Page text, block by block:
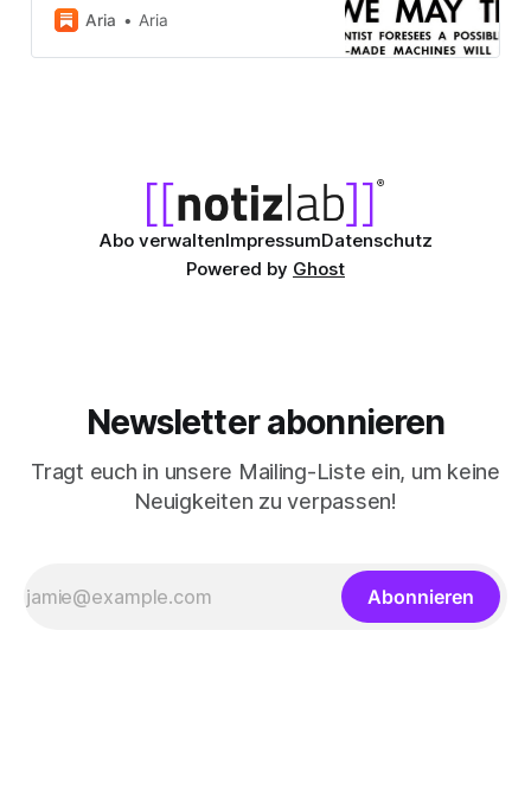
since Engelbart’s 1968 “Mother of
account for those who weren’t
Aria Aria
Abo verwaltenImpressumDatenschutz
Powered by Ghost
Newsletter abonnieren
Tragt euch in unsere Mailing-Liste ein, um keine
Neuigkeiten zu verpassen!
Abonnieren